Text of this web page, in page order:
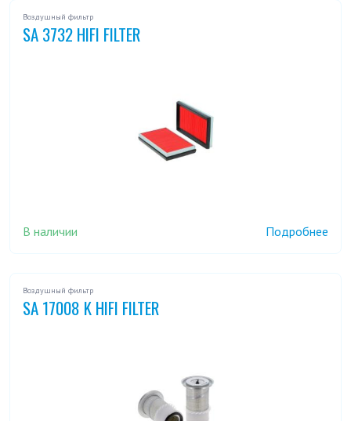
Воздушный фильтр
SA 3732 HIFI FILTER
В наличии Подробнее
Воздушный фильтр
SA 17008 K HIFI FILTER